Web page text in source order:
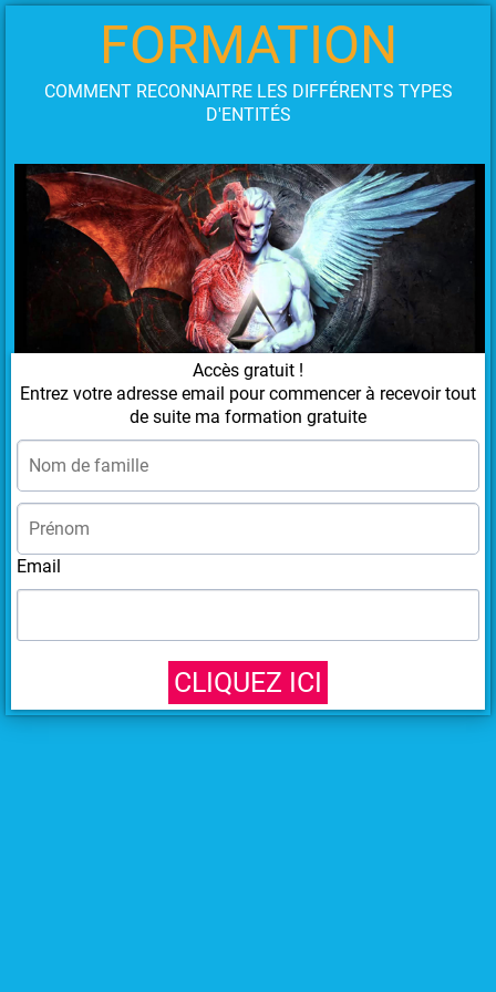
FORMATION
COMMENT RECONNAITRE LES DIFFÉRENTS TYPES
D'ENTITÉS
Accès gratuit !
Entrez votre adresse email pour commencer à recevoir tout
de suite ma formation gratuite
Email
CLIQUEZ ICI